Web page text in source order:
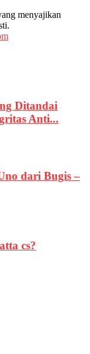
menyajikan
Ditandai
Anti...
dari Bugis –
cs?